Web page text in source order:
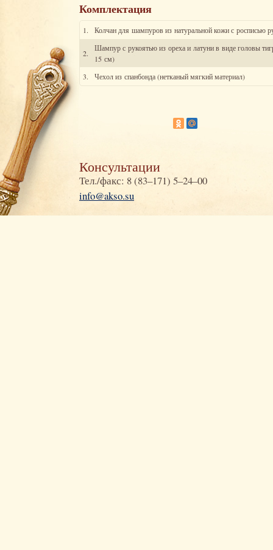
Комплектация
1. Колчан для шампуров из натуральной кожи с росписью
2.
Шампур с рукоятью из ореха и латуни в виде головы
15 см)
3.
Чехол из спанбонда (нетканый мягкий материал)
Консультации
Тел./факс: 8 (83–171) 5–24–00
info@akso.su